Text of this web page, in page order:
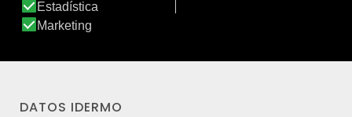
Ver producto
DATOS IDERMO